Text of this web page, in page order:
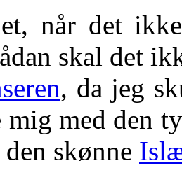
når det
skal det
, da jeg
med den
skønne